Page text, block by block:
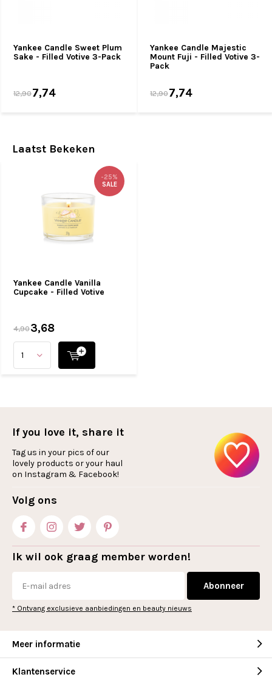
Yankee Candle Sweet Plum
Sake - Filled Votive 3-Pack
12,907,74
Yankee Candle Majestic
Mount Fuji - Filled Votive 3-
Pack
12,907,74
Laatst Bekeken
Yankee Candle Vanilla
Cupcake - Filled Votive
-25%
SALE
4,903,68
If you love it, share it
Tag us in your pics of our
lovely products or your haul
on Instagram & Facebook!
Volg ons
Ik wil ook graag member worden!
Abonneer
* Ontvang exclusieve aanbiedingen en beauty nieuws
Meer informatie
Klantenservice